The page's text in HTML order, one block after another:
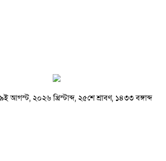
আগস্ট, ২০২৬ খ্রিস্টাব্দ, ২৫শে শ্রাবণ, ১৪৩৩ বঙ্গাব্দ